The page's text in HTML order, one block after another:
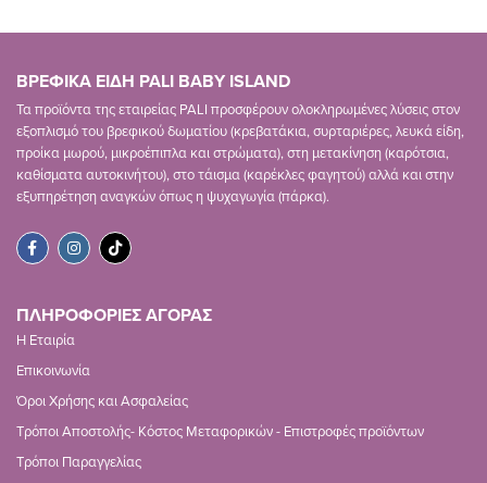
ΒΡΕΦΙΚΑ ΕΙΔΗ PALI BABY ISLAND
Τα προϊόντα της εταιρείας PALI προσφέρουν ολοκληρωμένες λύσεις στον
εξοπλισμό του βρεφικού δωματίου (κρεβατάκια, συρταριέρες, λευκά είδη,
προίκα μωρού, μικροέπιπλα και στρώματα), στη μετακίνηση (καρότσια,
καθίσματα αυτοκινήτου), στο τάισμα (καρέκλες φαγητού) αλλά και στην
εξυπηρέτηση αναγκών όπως η ψυχαγωγία (πάρκα).
ΠΛΗΡΟΦΟΡΙΕΣ ΑΓΟΡΑΣ
Η Εταιρία
Επικοινωνία
Όροι Χρήσης και Ασφαλείας
Τρόποι Αποστολής- Κόστος Μεταφορικών - Επιστροφές προϊόντων
Τρόποι Παραγγελίας